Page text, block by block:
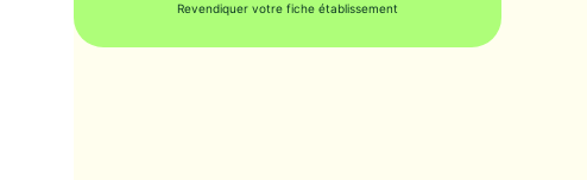
Revendiquer votre fiche établissement